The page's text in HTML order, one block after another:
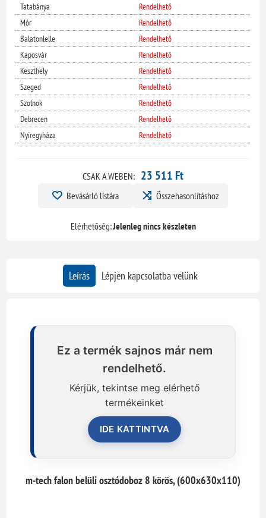
Tatabánya
Rendelhető
Mór
Rendelhető
Balatonlelle
Rendelhető
Kaposvár
Rendelhető
Keszthely
Rendelhető
Szeged
Rendelhető
Szolnok
Rendelhető
Debrecen
Rendelhető
Nyíregyháza
Rendelhető
CSAK A WEBEN: 23 511 Ft
Bevásárló listára Összehasonlításhoz
Elérhetőség:Jelenleg nincs készleten
Leírás Lépjen kapcsolatba velünk
Ez a termék sajnos már nem
rendelhető.
Kérjük, tekintse meg elérhető
termékeinket
IDE KATTINTVA
m-tech falon belüli osztódoboz 8 körös, (600x630x110)